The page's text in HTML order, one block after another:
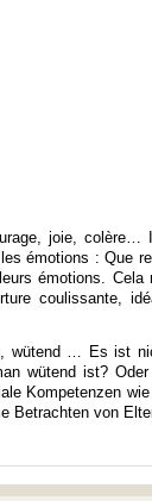
joie, colère…
émotions : Que
émotions.
coulissante,
… Es ist
wütend ist?
Kompetenzen
Betrachten von